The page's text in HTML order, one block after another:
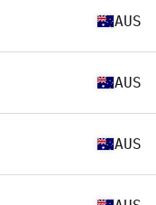
AUS
AUS
AUS